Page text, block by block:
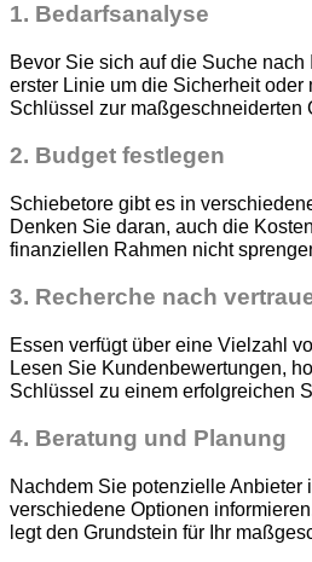
1. Bedarfsanalyse
Bevor Sie sich auf die Suche
erster Linie um die Sicherheit
Schlüssel zur maßgeschneiderten
2. Budget festlegen
Schiebetore gibt es in
Denken Sie daran, auch die
finanziellen Rahmen nicht
3. Recherche nach
Essen verfügt über eine Vielzahl
Lesen Sie Kundenbewertungen,
Schlüssel zu einem erfolgreichen
4. Beratung und Planung
Nachdem Sie potenzielle
verschiedene Optionen
legt den Grundstein für Ihr